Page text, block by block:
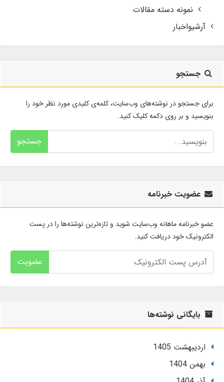
نمونه دسته مقالات
آرشیواخبار
جستجو
برای جستجو در نوشته‌های وب‌سایت، کلمه‌ی کلیدی مورد نظر خود را
بنویسید و بر روی دکمه کلیک کنید.
جستجو
عضویت خبرنامه
عضو خبرنامه ماهانه وب‌سایت شوید و تازه‌ترین نوشته‌ها را در پست
الکترونیک خود دریافت کنید.
عضویت
بایگانی نوشته‌ها
ارديبهشت 1405
بهمن 1404